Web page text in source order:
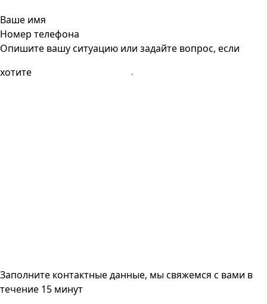
Ваше имя
Номер телефона
Опишите вашу ситуацию или задайте вопрос, если
хотите
Заполните контактные данные, мы свяжемся с вами в
течение 15 минут